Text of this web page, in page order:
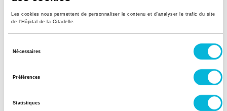
Les cookies nous permettent de personnaliser le contenu et d’analyser le trafic du site
de l'Hôpital de la Citadelle.
Nécessaires
Préférences
Statistiques
…) et aux répercussions à plus long terme
(Comment gérer la grossesse suivante ? Quels sont
les enjeux de la déclaration de naissance ? …).
L’après-midi aura pour fil rouge :
« Traces de deuil,
deuil des traces : le vécu du deuil au fil du temps ».
Ce sera l’occasion de revenir sur les évolutions
sociétales et médicales, et de s’interroger sur les
pratiques qui ont évolué en près de trois décennies.